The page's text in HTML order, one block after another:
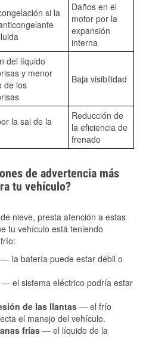
si la
Daños en el
motor por la
expansión
interna
del líquido
y menor
de los
Baja visibilidad
la sal de la
Reducción de
la eficiencia de
frenado
de advertencia más
tu vehículo?
nieve, presta atención a estas
tu vehículo está teniendo
la batería puede estar débil o
— el sistema eléctrico podría estar
de las llantas — el frío
el manejo del vehículo.
frías — el líquido de la